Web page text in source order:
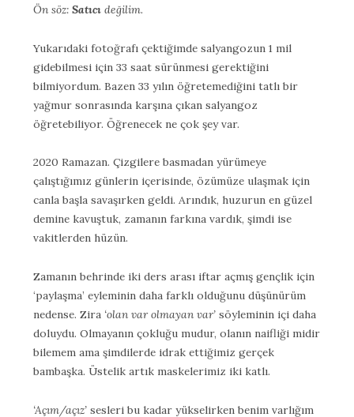
Ön söz: Satıcı değilim.
Yukarıdaki fotoğrafı çektiğimde salyangozun 1 mil
gidebilmesi için 33 saat sürünmesi gerektiğini
bilmiyordum. Bazen 33 yılın öğretemediğini tatlı bir
yağmur sonrasında karşına çıkan salyangoz
öğretebiliyor. Öğrenecek ne çok şey var.
2020 Ramazan. Çizgilere basmadan yürümeye
çalıştığımız günlerin içerisinde, özümüze ulaşmak için
canla başla savaşırken geldi. Arındık, huzurun en güzel
demine kavuştuk, zamanın farkına vardık, şimdi ise
vakitlerden hüzün.
Zamanın behrinde iki ders arası iftar açmış gençlik için
‘paylaşma’ eyleminin daha farklı olduğunu düşünürüm
nedense. Zira ‘olan var olmayan var’ söyleminin içi daha
doluydu. Olmayanın çokluğu mudur, olanın naifliği midir
bilemem ama şimdilerde idrak ettiğimiz gerçek
bambaşka. Üstelik artık maskelerimiz iki katlı.
‘Açım/açız’ sesleri bu kadar yükselirken benim varlığım